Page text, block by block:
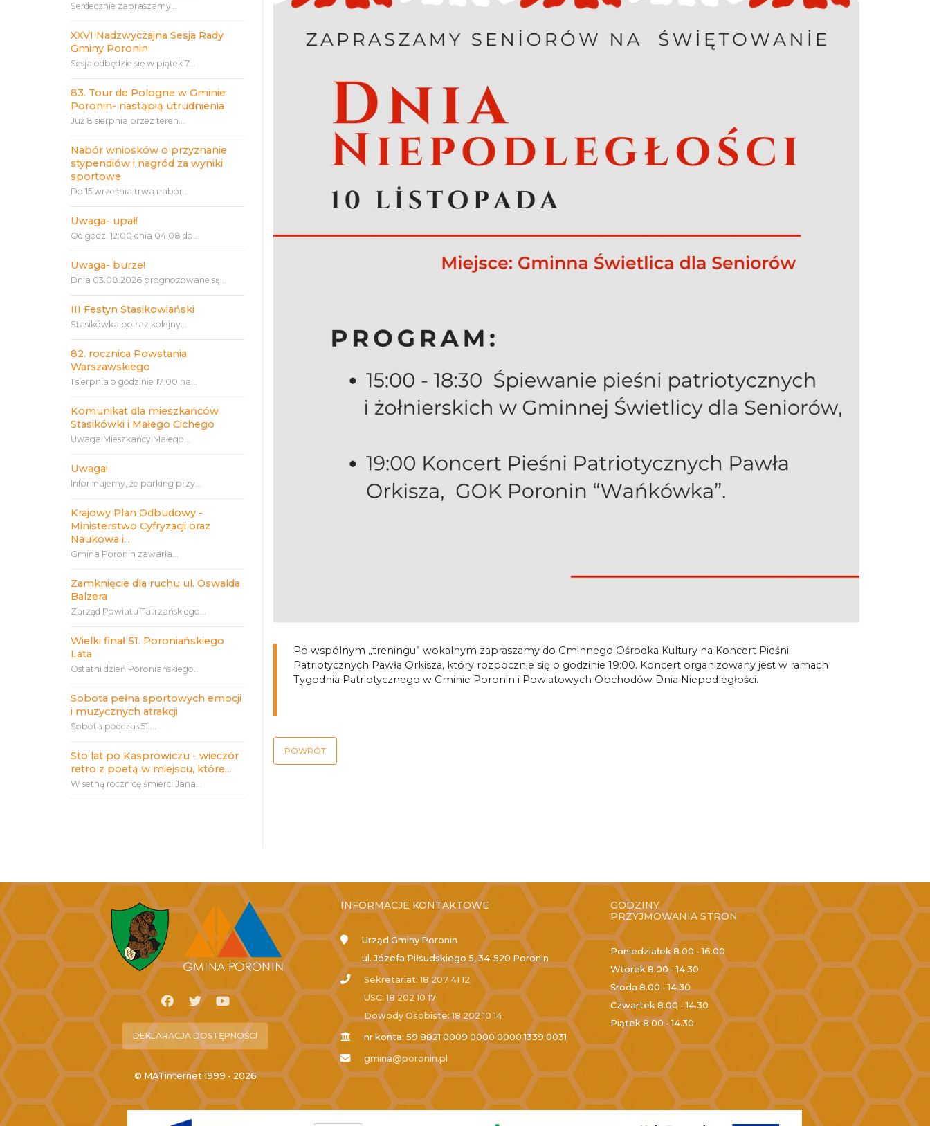
Serdecznie zapraszamy...
XXVI Nadzwyczajna Sesja Rady
Gminy Poronin
Sesja odbędzie się w piątek 7...
83. Tour de Pologne w Gminie
Poronin- nastąpią utrudnienia
Już 8 sierpnia przez teren...
Nabór wniosków o przyznanie
stypendiów i nagród za wyniki
sportowe
Do 15 września trwa nabór...
Uwaga- upał!
Od godz. 12:00 dnia 04.08 do...
Uwaga- burze!
Dnia 03.08.2026 prognozowane są...
III Festyn Stasikowiański
Stasikówka po raz kolejny...
82. rocznica Powstania
Warszawskiego
1 sierpnia o godzinie 17:00 na...
Komunikat dla mieszkańców
Stasikówki i Małego Cichego
Uwaga Mieszkańcy Małego...
Uwaga!
Informujemy, że parking przy...
Krajowy Plan Odbudowy -
Ministerstwo Cyfryzacji oraz
Naukowa i...
Gmina Poronin zawarła...
Zamknięcie dla ruchu ul. Oswalda
Balzera
Zarząd Powiatu Tatrzańskiego...
Wielki finał 51. Poroniańskiego
Lata
Ostatni dzień Poroniańskiego...
Sobota pełna sportowych emocji
i muzycznych atrakcji
Sobota podczas 51....
Sto lat po Kasprowiczu - wieczór
retro z poetą w miejscu, które...
W setną rocznicę śmierci Jana...
Po wspólnym „treningu” wokalnym zapraszamy do Gminnego Ośrodka Kultury na Koncert Pieśni
Patriotycznych Pawła Orkisza, który rozpocznie się o godzinie 19:00. Koncert organizowany jest w ramach
Tygodnia Patriotycznego w Gminie Poronin i Powiatowych Obchodów Dnia Niepodległości.
POWRÓT
DEKLARACJA DOSTĘPNOŚCI
© MATinternet 1999 - 2026
INFORMACJE KONTAKTOWE
Urząd Gminy Poronin
ul. Józefa Piłsudskiego 5, 34-520 Poronin
Sekretariat: 18 207 41 12
USC: 18 202 10 17
Dowody Osobiste: 18 202 10 14
nr konta: 59 8821 0009 0000 0000 1339 0031
gmina@poronin.pl
GODZINY
PRZYJMOWANIA STRON
Poniedziałek 8.00 - 16.00
Wtorek8.00 - 14.30
Środa 8.00 - 14.30
Czwartek 8.00 - 14.30
Piątek8.00 - 14.30